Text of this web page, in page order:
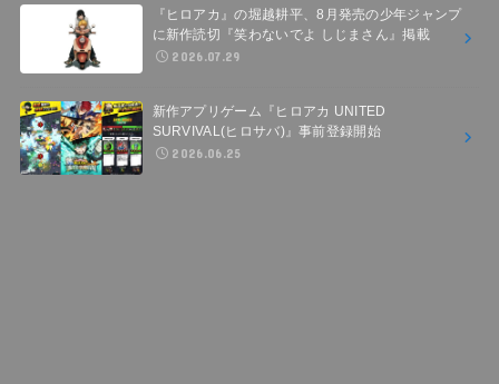
『ヒロアカ』の堀越耕平、8月発売の少年ジャンプ
に新作読切『笑わないでよ しじまさん』掲載
2026.07.29
新作アプリゲーム『ヒロアカ UNITED
SURVIVAL(ヒロサバ)』事前登録開始
2026.06.25